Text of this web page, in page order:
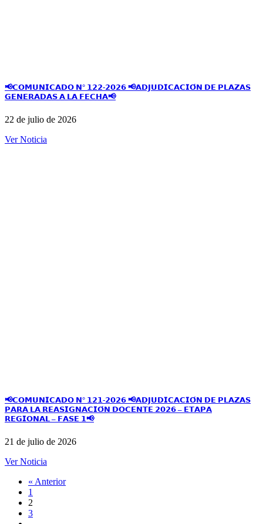
📢𝗖𝗢𝗠𝗨𝗡𝗜𝗖𝗔𝗗𝗢 𝗡° 𝟭𝟮𝟮-𝟮𝟬𝟮𝟲 📢𝗔𝗗𝗝𝗨𝗗𝗜𝗖𝗔𝗖𝗜𝗢́𝗡 𝗗𝗘 𝗣𝗟𝗔𝗭𝗔𝗦
𝗚𝗘𝗡𝗘𝗥𝗔𝗗𝗔𝗦 𝗔 𝗟𝗔 𝗙𝗘𝗖𝗛𝗔📢
22 de julio de 2026
Ver Noticia
📢𝗖𝗢𝗠𝗨𝗡𝗜𝗖𝗔𝗗𝗢 𝗡° 𝟭𝟮𝟭-𝟮𝟬𝟮𝟲 📢𝗔𝗗𝗝𝗨𝗗𝗜𝗖𝗔𝗖𝗜𝗢́𝗡 𝗗𝗘 𝗣𝗟𝗔𝗭𝗔𝗦
𝗣𝗔𝗥𝗔 𝗟𝗔 𝗥𝗘𝗔𝗦𝗜𝗚𝗡𝗔𝗖𝗜𝗢́𝗡 𝗗𝗢𝗖𝗘𝗡𝗧𝗘 𝟮𝟬𝟮𝟲 – 𝗘𝗧𝗔𝗣𝗔
𝗥𝗘𝗚𝗜𝗢𝗡𝗔𝗟 – 𝗙𝗔𝗦𝗘 𝟭📢
21 de julio de 2026
Ver Noticia
« Anterior
1
2
3